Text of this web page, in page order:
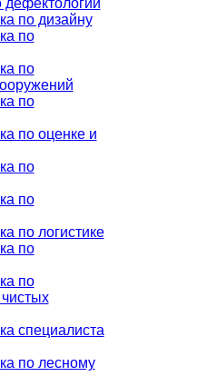
по дизайну
по
по
по
по оценке и
по
по
по логистике
по
по
специалиста
по лесному